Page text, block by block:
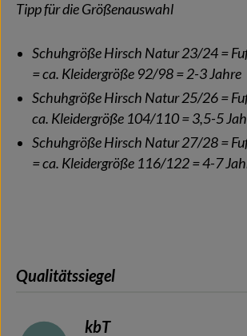
Tipp für die Größenauswahl
Schuhgröße Hirsch Natur 23/24 =
= ca. Kleidergröße 92/98 = 2-3 Jahre
Schuhgröße Hirsch Natur 25/26 =
ca. Kleidergröße 104/110 = 3,5-5
Schuhgröße Hirsch Natur 27/28 =
= ca. Kleidergröße 116/122 = 4-7
Qualitätssiegel
kbT